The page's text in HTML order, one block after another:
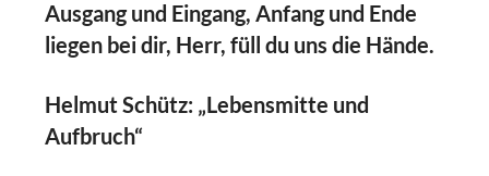
Ausgang und Eingang, Anfang und Ende
liegen bei dir, Herr, füll du uns die Hände.
Helmut Schütz: „Lebensmitte und
Aufbruch“